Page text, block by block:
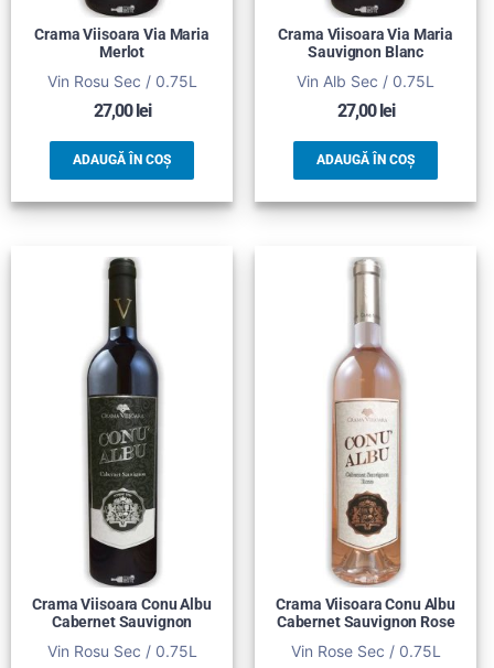
Crama Viisoara Via Maria
Merlot
Vin Rosu Sec / 0.75L
27,00 lei
ADAUGĂ ÎN COȘ
Crama Viisoara Via Maria
Sauvignon Blanc
Vin Alb Sec / 0.75L
27,00 lei
ADAUGĂ ÎN COȘ
Crama Viisoara Conu Albu
Cabernet Sauvignon
Vin Rosu Sec / 0.75L
Crama Viisoara Conu Albu
Cabernet Sauvignon Rose
Vin Rose Sec / 0.75L